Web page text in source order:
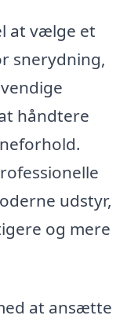
at vælge et
snerydning,
håndtere
udstyr,
og mere
at ansætte